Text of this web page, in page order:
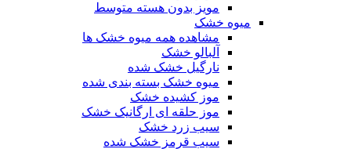
مویز بدون هسته متوسط
میوه خشک
مشاهده همه میوه خشک ها
آلبالو خشک
نارگیل خشک شده
میوه خشک بسته بندی شده
موز کشیده خشک
موز حلقه ای ارگانیک خشک
سیب زرد خشک
سیب قرمز خشک شده